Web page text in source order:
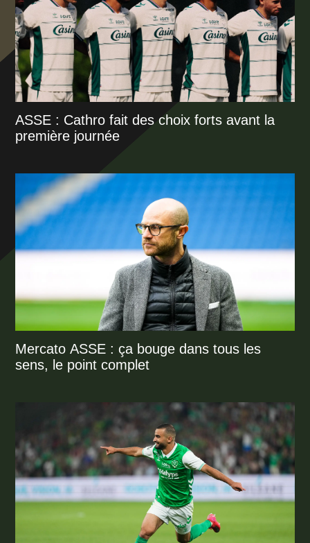
ASSE : Cathro fait des choix forts avant la
première journée
Mercato ASSE : ça bouge dans tous les
sens, le point complet